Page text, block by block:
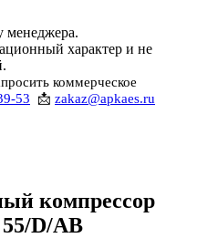
менеджера.
характер и не
коммерческое
53 📩 zakaz@apkaes.ru
компрессор
D/AB